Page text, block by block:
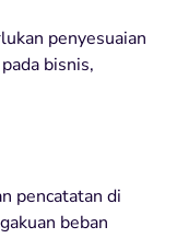
penyesuaian
bisnis,
pencatatan di
beban